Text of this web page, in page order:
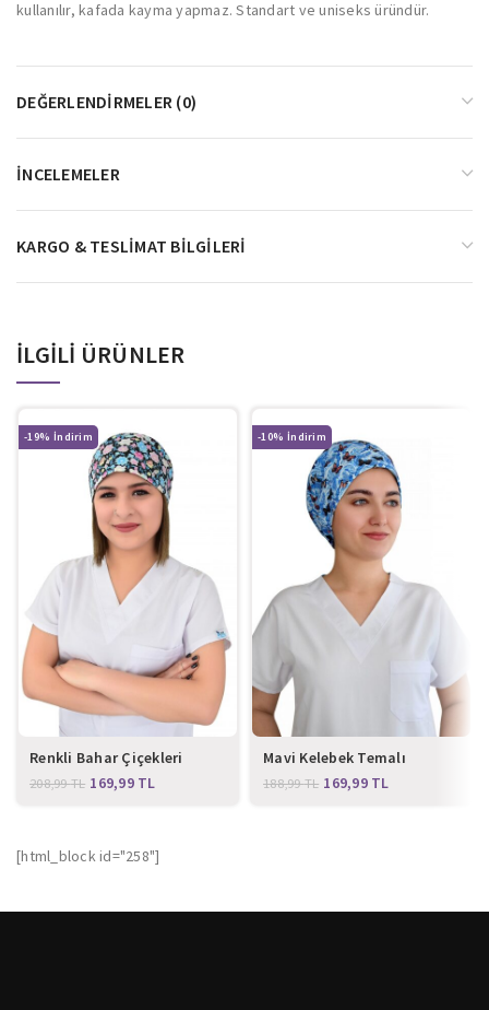
kullanılır, kafada kayma yapmaz. Standart ve uniseks üründür.
DEĞERLENDIRMELER (0)
İNCELEMELER
KARGO & TESLIMAT BILGILERI
İLGILI ÜRÜNLER
-19%
Renkli Bahar Çiçekleri
Desenli Cerrahi Bone
208,99TL 169,99 TL
-10%
Mavi Kelebek Temalı
Cerrahi Bone
188,99TL 169,99 TL
[html_block id="258"]